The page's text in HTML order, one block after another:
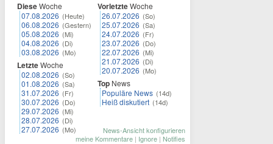
DieseWoche
07.08.2026 (Heute)
06.08.2026 (Gestern)
05.08.2026 (Mi)
04.08.2026 (Di)
03.08.2026 (Mo)
LetzteWoche
02.08.2026 (So)
01.08.2026 (Sa)
31.07.2026 (Fr)
30.07.2026 (Do)
29.07.2026 (Mi)
28.07.2026 (Di)
27.07.2026 (Mo)
VorletzteWoche
26.07.2026 (So)
25.07.2026 (Sa)
24.07.2026 (Fr)
23.07.2026 (Do)
22.07.2026 (Mi)
21.07.2026 (Di)
20.07.2026 (Mo)
Top News
Populäre News (14d)
Heiß diskutiert (14d)
News-Ansicht konfigurieren
meine Kommentare | Ignore | Notifies